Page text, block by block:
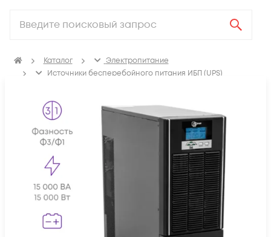
Каталог
Электропитание
Источники бесперебойного питания ИБП (UPS)